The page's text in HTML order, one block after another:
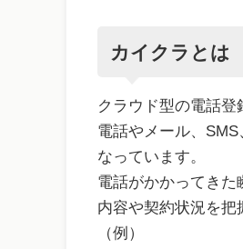
カイクラとは
クラウド型の電話登
電話やメール、
なっています。
電話がかかってき
内容や契約状況を把
（例）